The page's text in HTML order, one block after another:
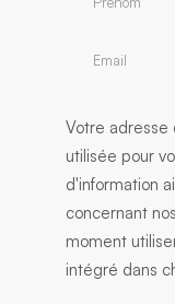
Votre
utilisée pour
d'information
concernant
moment
intégré dans